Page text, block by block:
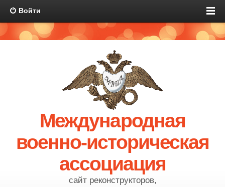
Войти
Международная
военно-историческая
ассоциация
сайт реконструкторов,